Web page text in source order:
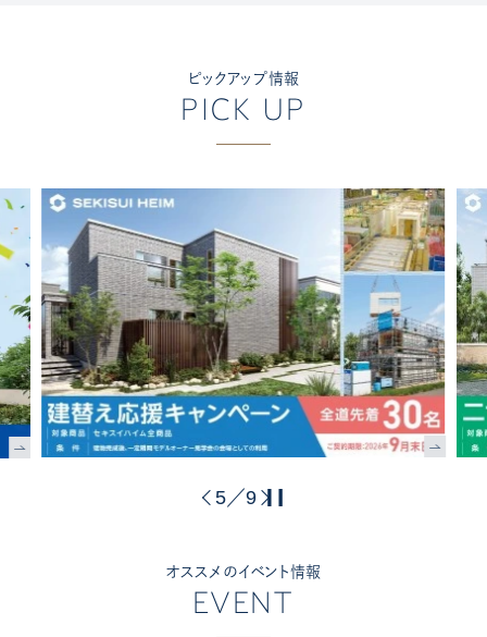
ピックアップ情報
PICK UP
6／9
オススメのイベント情報
EVENT